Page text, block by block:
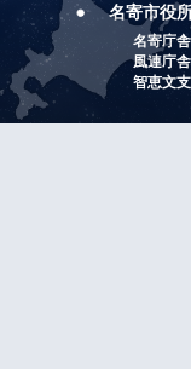
名寄市役
名寄庁舎
風連庁舎
智恵文